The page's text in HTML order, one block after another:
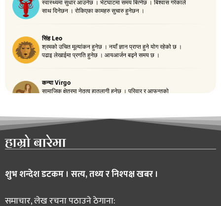
हाम्रो बारेमा
शुभ शन्देश डटकम । सत्य, तथ्य र निश्पक्ष खबर ।
समाचार, लेख रचना पठाउने ठेगाना: